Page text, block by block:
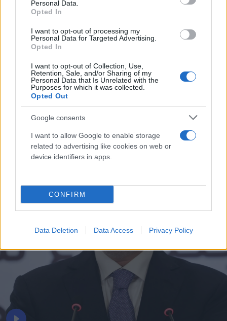
Personal Data.
Opted In
I want to opt-out of processing my
Personal Data for Targeted Advertising.
Opted In
I want to opt-out of Collection, Use,
Retention, Sale, and/or Sharing of my
Personal Data that Is Unrelated with the
Purposes for which it was collected.
Opted Out
Google consents
I want to allow Google to enable storage
related to advertising like cookies on web or
device identifiers in apps.
CONFIRM
Data Deletion Data Access Privacy Policy
FLASH FOCUS